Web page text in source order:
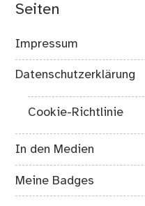
Seiten
Impressum
Datenschutzerklärung
Cookie-Richtlinie
In den Medien
Meine Badges